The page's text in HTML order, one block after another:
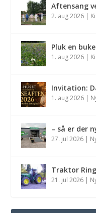
Aftensang
2. aug 2026 |
Pluk en
1. aug 2026 |
Invitation:
1. aug 2026 |
– så er der
27. jul 2026 |
Traktor
21. jul 2026 |